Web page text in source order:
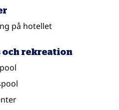
på hotellet
och rekreation